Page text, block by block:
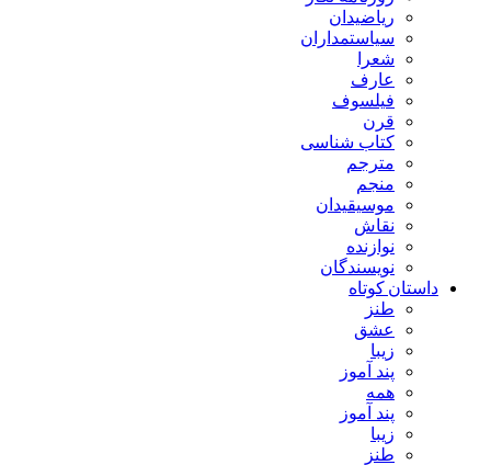
ریاضیدان
سیاستمداران
شعرا
عارف
فیلسوف
قرن
کتاب شناسی
مترجم
منجم
موسیقیدان
نقاش
نوازنده
نویسندگان
داستان کوتاه
طنز
عشق
زیبا
پند آموز
همه
پند آموز
زیبا
طنز